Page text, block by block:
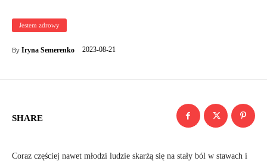
Jestem zdrowy
By Iryna Semerenko 2023-08-21
SHARE
Coraz częściej nawet młodzi ludzie skarżą się na stały ból w stawach i